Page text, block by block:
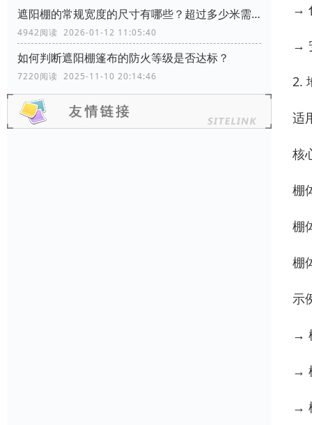
遮阳棚的常规宽度的尺寸有哪些？超过多少米需要增加支撑柱？
4942阅读 2026-01-12 11:05:40
如何判断遮阳棚篷布的防火等级是否达标？
7220阅读 2025-11-10 20:14:46
→
→
2.
适
核
棚
棚
棚
示
→
→
→